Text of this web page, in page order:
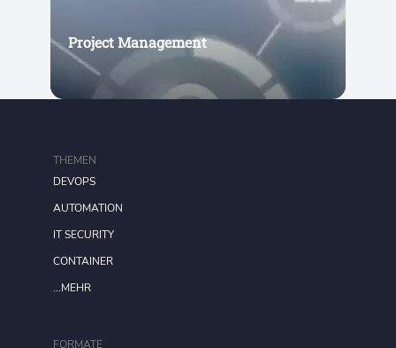
Project Management
FORMATE
THEMEN
DEVOPS
AUTOMATION
IT SECURITY
CONTAINER
...MEHR